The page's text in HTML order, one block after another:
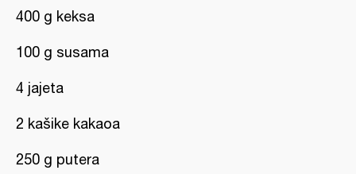
400 g keksa
100 g susama
4 jajeta
2 kašike kakaoa
250 g putera